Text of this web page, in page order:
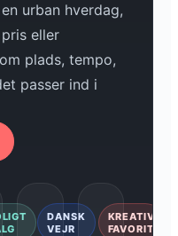
urban hverdag,
eller
plads, tempo,
passer ind i
DANSK
VEJR
KREATIV
FAVORIT